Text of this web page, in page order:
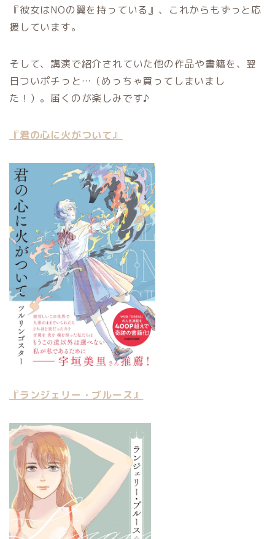
『彼女はNOの翼を持っている』、これからもずっと応
援しています。
そして、講演で紹介されていた他の作品や書籍を、翌
日ついポチっと…（めっちゃ買ってしまいまし
た！）。届くのが楽しみです♪
『君の心に火がついて』
『ランジェリー・ブルース』